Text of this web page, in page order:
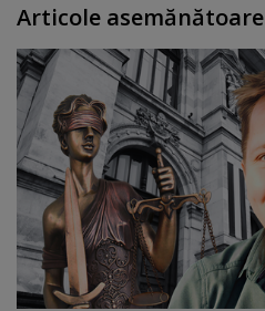
Articole asemănătoare